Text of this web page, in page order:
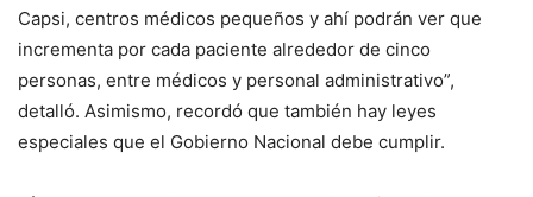
Capsi, centros médicos pequeños y ahí podrán ver que
incrementa por cada paciente alrededor de cinco
personas, entre médicos y personal administrativo”,
detalló. Asimismo, recordó que también hay leyes
especiales que el Gobierno Nacional debe cumplir.